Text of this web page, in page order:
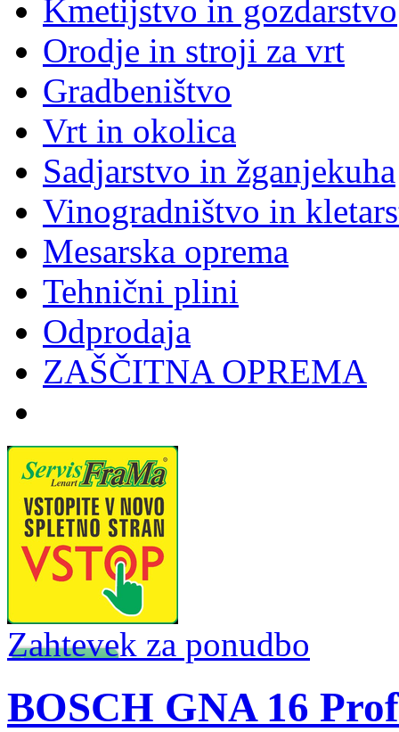
Kmetijstvo in gozdarstvo
Orodje in stroji za vrt
Gradbeništvo
Vrt in okolica
Sadjarstvo in žganjekuha
Vinogradništvo in
Mesarska oprema
Tehnični plini
Odprodaja
ZAŠČITNA OPREMA
Zahtevek za ponudbo
BOSCH GNA 16